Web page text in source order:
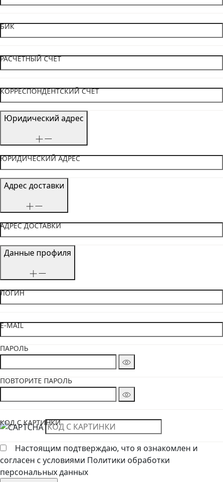
БИК
РАСЧЕТНЫЙ СЧЕТ
КОРРЕСПОНДЕНТСКИЙ СЧЕТ
Юридический адрес
ЮРИДИЧЕСКИЙ АДРЕС
Адрес доставки
АДРЕС ДОСТАВКИ
Данные профиля
ЛОГИН
E-MAIL
ПАРОЛЬ
ПОВТОРИТЕ ПАРОЛЬ
КОД С КАРТИНКИ
Настоящим подтверждаю, что я ознакомлен и
согласен с условиями Политики обработки
персональных данных
Написать в